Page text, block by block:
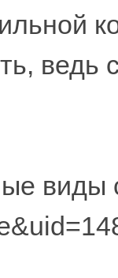
ведь
виды